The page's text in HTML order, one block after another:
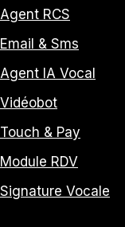
Agent RCS
Email & Sms
Agent IA Vocal
Vidéobot
Touch & Pay
Module RDV
Signature Vocale